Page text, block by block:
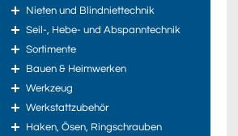
Nieten und Blindniettechnik
Seil-, Hebe- und Abspanntechnik
Sortimente
Bauen & Heimwerken
Werkzeug
Werkstattzubehör
Haken, Ösen, Ringschrauben